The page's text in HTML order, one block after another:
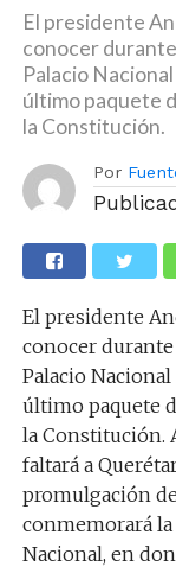
El presidente
conocer
Palacio
último paquete
la Constitución.
Por
El presidente
conocer
Palacio
último paquete
la Constitución.
faltará a
promulgación
conmemorará
Nacional, en